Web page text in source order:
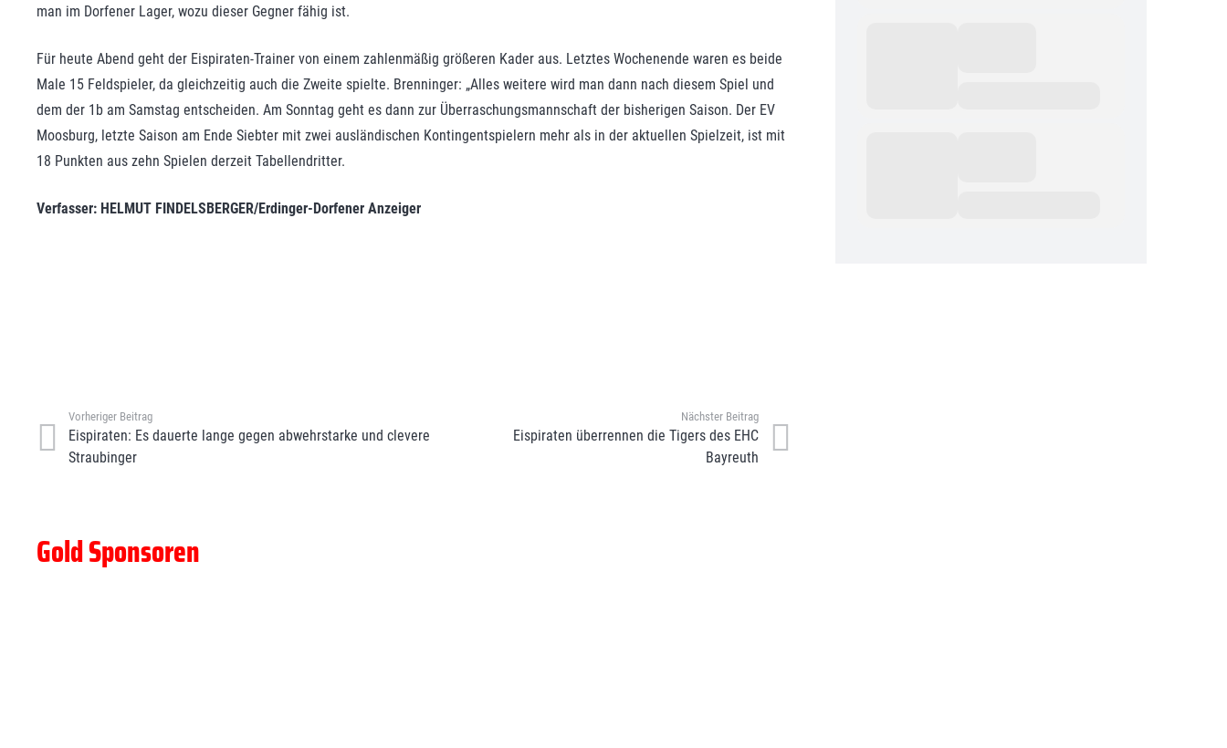
man im Dorfener Lager, wozu dieser Gegner fähig ist.
Für heute Abend geht der Eispiraten-Trainer von einem zahlenmäßig größeren Kader aus. Letztes Wochenende waren es beide
Male 15 Feldspieler, da gleichzeitig auch die Zweite spielte. Brenninger: „Alles weitere wird man dann nach diesem Spiel und
dem der 1b am Samstag entscheiden. Am Sonntag geht es dann zur Überraschungsmannschaft der bisherigen Saison. Der EV
Moosburg, letzte Saison am Ende Siebter mit zwei ausländischen Kontingentspielern mehr als in der aktuellen Spielzeit, ist mit
18 Punkten aus zehn Spielen derzeit Tabellendritter.
Verfasser: HELMUT FINDELSBERGER/Erdinger-Dorfener Anzeiger
Vorheriger Beitrag
Eispiraten: Es dauerte lange gegen abwehrstarke und clevere
Straubinger
Nächster Beitrag
Eispiraten überrennen die Tigers des EHC
Bayreuth
Gold Sponsoren